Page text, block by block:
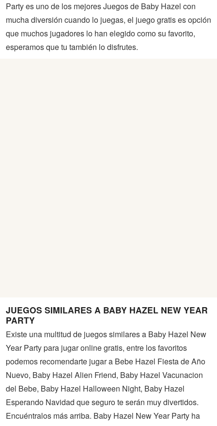
Party es uno de los mejores Juegos de Baby Hazel con
mucha diversión cuando lo juegas, el juego gratis es opción
que muchos jugadores lo han elegido como su favorito,
esperamos que tu también lo disfrutes.
JUEGOS SIMILARES A BABY HAZEL NEW YEAR
PARTY
Existe una multitud de juegos similares a Baby Hazel New
Year Party para jugar online gratis, entre los favoritos
podemos recomendarte jugar a Bebe Hazel Fiesta de Año
Nuevo, Baby Hazel Alien Friend, Baby Hazel Vacunacion
del Bebe, Baby Hazel Halloween Night, Baby Hazel
Esperando Navidad que seguro te serán muy divertidos.
Encuéntralos más arriba. Baby Hazel New Year Party ha